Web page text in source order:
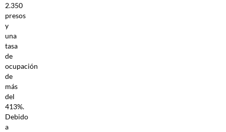
2.350
presos
y
una
tasa
de
ocupación
de
más
del
413%.
Debido
a